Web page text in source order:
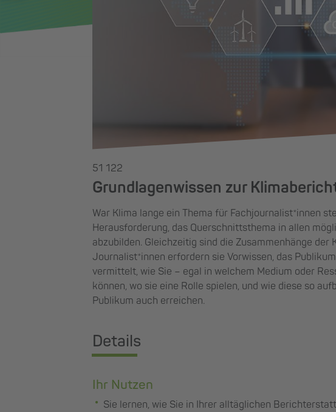
51 122
Grundlagenwissen zur
War Klima lange ein Thema für Fachjournalist*innen
Herausforderung, das Querschnittsthema in allen
abzubilden. Gleichzeitig sind die Zusammenhänge der
Journalist*innen erfordern sie Vorwissen, das
vermittelt, wie Sie – egal in welchem Medium oder
können, wo sie eine Rolle spielen, und wie diese so
Publikum auch erreichen.
Details
Ihr Nutzen
Sie lernen, wie Sie in Ihrer alltäglichen